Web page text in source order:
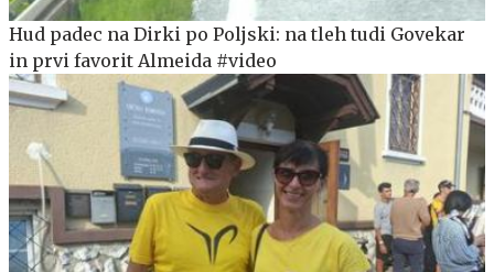
Hud padec na Dirki po Poljski: na tleh tudi Govekar
in prvi favorit Almeida #video